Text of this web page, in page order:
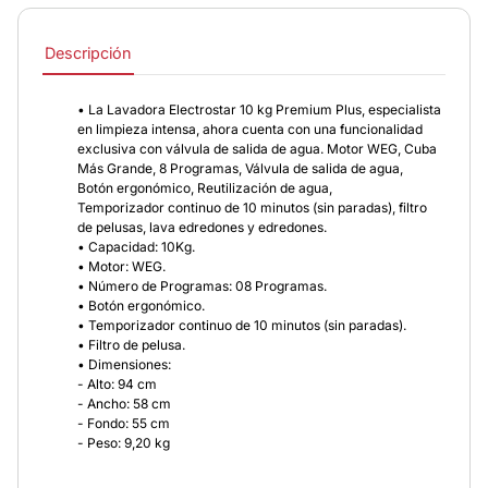
Descripción
• La Lavadora Electrostar 10 kg Premium Plus, especialista
en limpieza intensa, ahora cuenta con una funcionalidad
exclusiva con válvula de salida de agua. Motor WEG, Cuba
Más Grande, 8 Programas, Válvula de salida de agua,
Botón ergonómico, Reutilización de agua,
Temporizador continuo de 10 minutos (sin paradas), filtro
de pelusas, lava edredones y edredones.
• Capacidad: 10Kg.
• Motor: WEG.
• Número de Programas: 08 Programas.
• Botón ergonómico.
• Temporizador continuo de 10 minutos (sin paradas).
• Filtro de pelusa.
• Dimensiones:
- Alto: 94 cm
- Ancho: 58 cm
- Fondo: 55 cm
- Peso: 9,20 kg